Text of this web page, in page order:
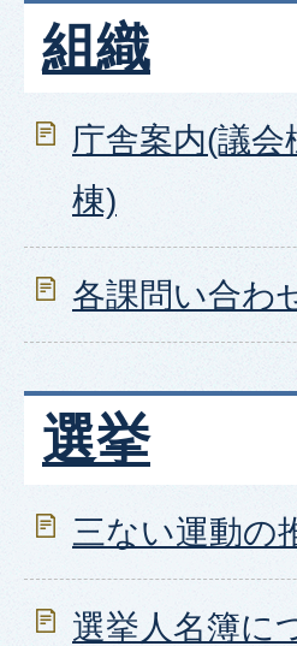
組織
庁舎案内(議会
棟)
各課問い合わ
選挙
三ない運動の
選挙人名簿に